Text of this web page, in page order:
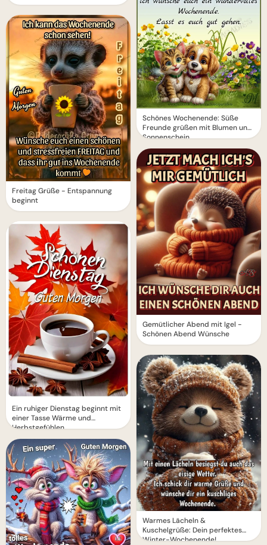
Freitag Grüße - Entspannung
beginnt
Ein ruhiger Dienstag beginnt mit
einer Tasse Wärme und
Herbstgefühlen
Schönes Wochenende: Süße
Freunde grüßen mit Blumen und
Sonnenschein
Gemütlicher Abend mit Igel -
Schönen Abend Wünsche
Warmes Lächeln &
Kuschelgrüße: Dein perfektes
Winter-Wochenende!